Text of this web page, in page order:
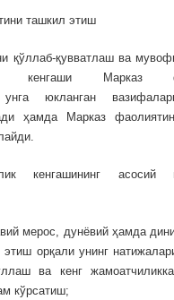
ташкил этиш
қўллаб-қувватлаш ва
кенгаши Марказ
унга юкланган
ҳамда Марказ
кенгашининг асосий
мерос, дунёвий ҳамда
этиш орқали унинг
ва кенг
кўрсатиш;